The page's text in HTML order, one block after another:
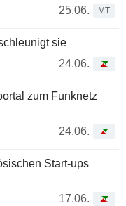
25.06.
MT
sie
24.06.
zum Funknetz
24.06.
Start-ups
17.06.